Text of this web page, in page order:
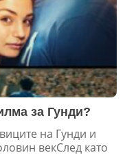
за Гунди?
на Гунди и
векСлед като